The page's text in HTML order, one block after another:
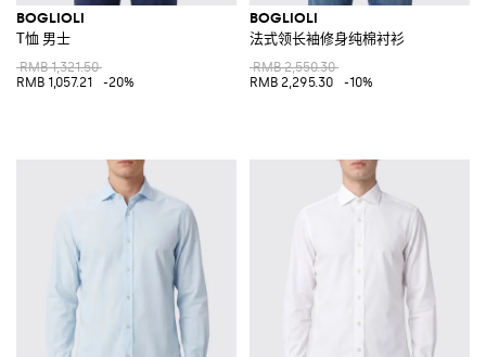
BOGLIOLI
T恤 男士
RMB 1,321.50
RMB 1,057.21
-20%
BOGLIOLI
法式领长袖修身纯棉衬衫
RMB 2,550.30
RMB 2,295.30
-10%